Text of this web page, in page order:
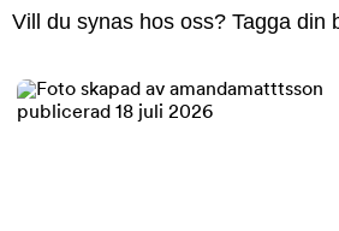
Vill du synas hos oss? Tagga din